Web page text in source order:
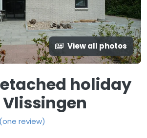
View all photos
holiday
(one review)